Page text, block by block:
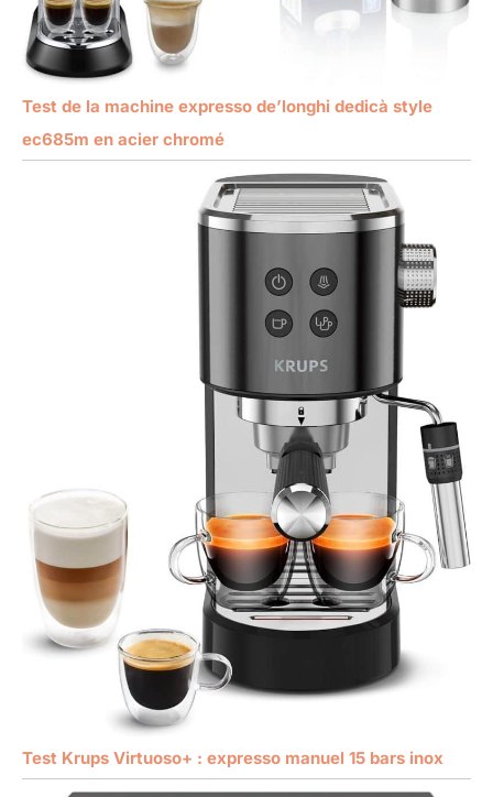
Test de la machine expresso de’longhi dedicà style
ec685m en acier chromé
Test Krups Virtuoso+ : expresso manuel 15 bars inox